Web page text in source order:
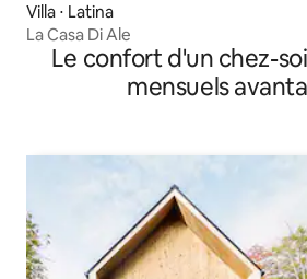
Villa ⋅ Latina
La Casa Di Ale
Le confort d'un chez-
mensuels